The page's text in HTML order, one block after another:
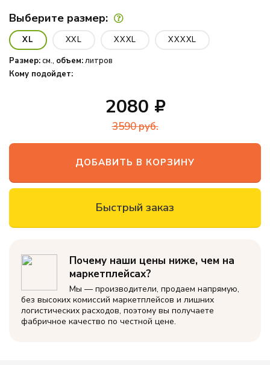
Новинки
Дизайнерские
пуф-груши
Пуфики для
Декоративные
Одеяла и
Наполнитель
для кресел
Бежевый
Выберите размер:
XL XXL XXXL
XXXXL
Размер:см., объем:литров
Кому подойдет:
2080
3590руб.
ДОБАВИТЬ В КОРЗИНУ
Быстрый заказ
Почему наши цены ниже, чем на
маркетплейсах?
Мы — производители, продаем напрямую,
без высоких комиссий маркетплейсов и лишних
логистических расходов, поэтому вы получаете
фабричное качество по честной цене.